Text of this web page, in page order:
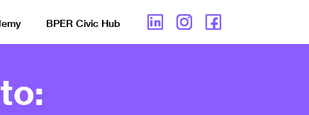
BPER Civic Hub